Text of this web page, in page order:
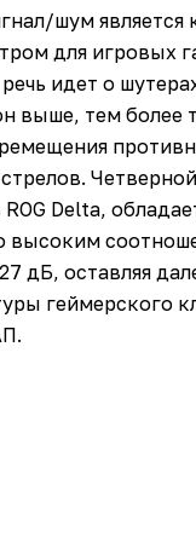
шум является
для игровых
идет о
выше, тем более
Delta,
высоким
дБ, оставляя
геймерского